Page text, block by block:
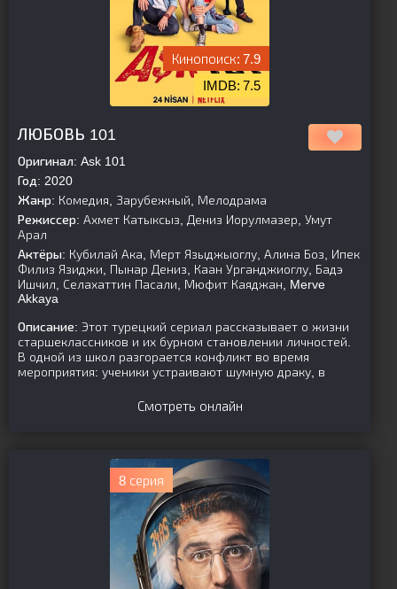
7.9
7.5
ЛЮБОВЬ 101
Оригинал: Ask 101
Год: 2020
Жанр: Комедия, Зарубежный, Мелодрама
Режиссер: Ахмет Катыксыз, Дениз Иорулмазер, Умут
Арал
Актёры: Кубилай Ака, Мерт Языджыоглу, Алина Боз, Ипек
Филиз Язиджи, Пынар Дениз, Каан Урганджиоглу, Бадэ
Ишчил, Селахаттин Пасали, Мюфит Каяджан, Merve
Akkaya
Описание: Этот турецкий сериал рассказывает о жизни
старшеклассников и их бурном становлении личностей.
В одной из школ разгорается конфликт во время
мероприятия: ученики устраивают шумную драку, в
Смотреть онлайн
8 серия